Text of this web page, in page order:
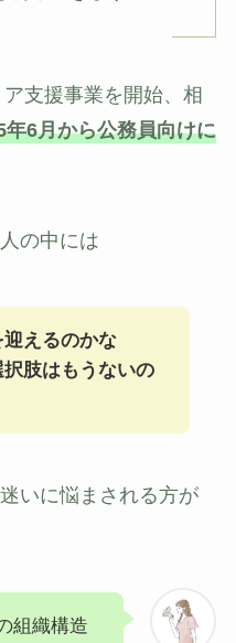
支援事業を開始、相
年6月から公務員向けに
の中には
えるのかな
肢はもうないの
いに悩まされる方が
組織構造